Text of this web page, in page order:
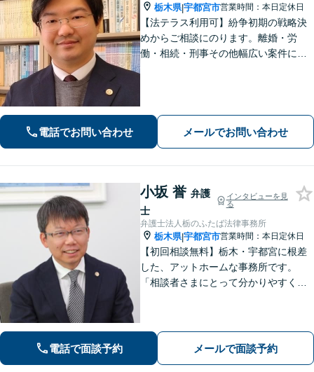
栃木県|宇都宮市営業時間：本日定休日
【法テラス利用可】紛争初期の戦略決
めからご相談にのります。離婚・労
働・相続・刑事その他幅広い案件につ
電話でお問い合わせ メールでお問い合わせ
小坂 誉 弁護
士
インタビューを見
る
弁護士法人栃のふたば法律事務所
栃木県|宇都宮市営業時間：本日定休日
【初回相談無料】栃木・宇都宮に根差
した、アットホームな事務所です。
「相談者さまにとって分かりやすく説
気軽にご相談ください【無料駐車場あ
り】
電話で面談予約 メールで面談予約